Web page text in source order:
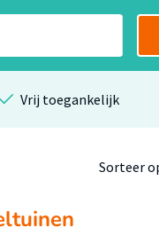
Vrij toegankelijk
Sorteer